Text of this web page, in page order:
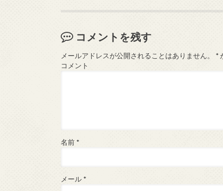
コメントを残す
メールアドレスが公開されることはありません。 *
コメント
名前 *
メール *